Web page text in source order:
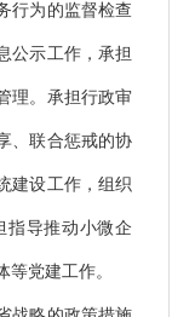
行为的监督检查
公示工作，承担
理。承担行政审
、联合惩戒的协
建设工作，组织
指导推动小微企
党建工作。